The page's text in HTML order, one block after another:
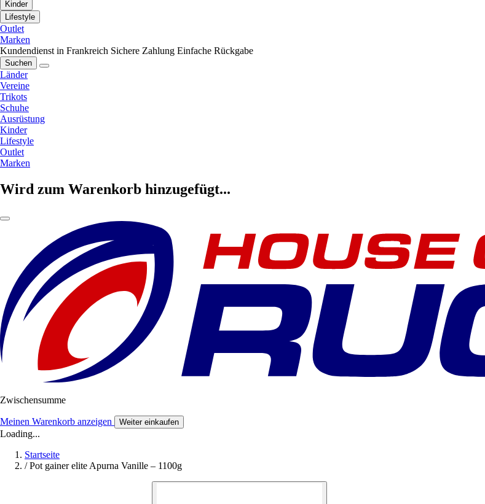
Kinder
Lifestyle
Outlet
Marken
Kundendienst in Frankreich Sichere Zahlung Einfache Rückgabe
Suchen
Länder
Vereine
Trikots
Schuhe
Ausrüstung
Kinder
Lifestyle
Outlet
Marken
Wird zum Warenkorb hinzugefügt...
Zwischensumme
Meinen Warenkorb anzeigen Weiter einkaufen
Loading...
Startseite
/ Pot gainer elite Apurna Vanille – 1100g